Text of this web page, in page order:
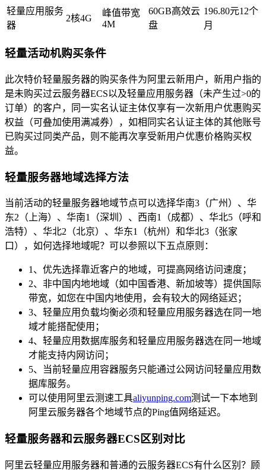
轻量应用服务
器
2核4G
峰值带宽
4M
60GB高效云
盘
196.80元12个
月
轻量活动机购买条件
此次特价轻量服务器的购买条件为阿里云新用户，新用户指的
是未购买过云服务器ECS以及轻量应用服务器（未产生过>0的
订单）的客户，同一实名认证主体仅享有一次新用户优惠购买
权益（可叠加使用满减券），如相同实名认证主体的其他账号
已购买过同类产品，则不能再次享受新用户优惠价格购买权
益。
轻量服务器地域选择方法
当前活动的轻量服务器地域节点可以选择华南3（广州）、华
东2（上海）、华南1（深圳）、西南1（成都）、华北5（呼和
浩特）、华北2（北京）、华东1（杭州）和华北3（张家
口），如何选择地域呢？可以参照以下五点原则：
1、优先选择靠近客户的地域，可提高网络访问速度；
2、非中国内地地域（如中国香港、新加坡等）提供国际
带宽，如您在中国内地使用，会有较大的网络延迟；
3、轻量应用负载均衡必须和轻量应用服务器选在同一地
域才能搭配使用；
4、轻量应用数据库服务和轻量应用服务器选在同一地域
才能支持内网访问；
5、当前轻量应用容器服务只能通过公网访问轻量应用数
据库服务。
可以使用阿里云测速工具aliyunping.com测试一下本地到
阿里云服务器各个地域节点的Ping值网络延迟。
轻量服务器和云服务器ECS区别对比
阿里云轻量应用服务器和普通的云服务器ECS有什么区别？顾